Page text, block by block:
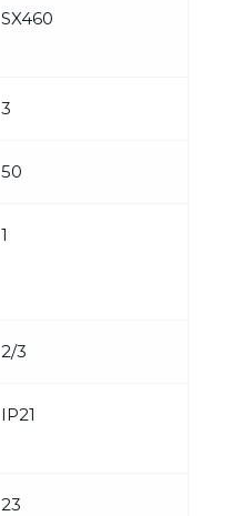
SX460
3
50
1
2/3
IP21
23